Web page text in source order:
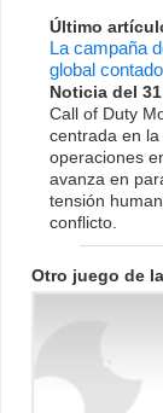
Último
La campaña
global
Noticia del
Call of Duty
centrada en
operaciones
avanza en
tensión
conflicto.
Otro juego de